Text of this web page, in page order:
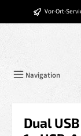
Zum HauptinhaltVor-Ort-
Navigation
Dual